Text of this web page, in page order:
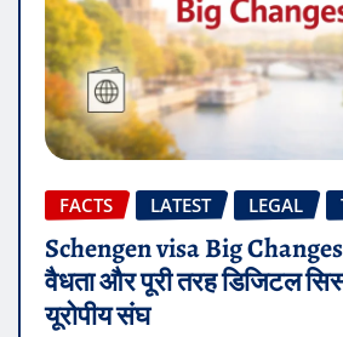
FACTS LATEST LEGAL
Schengen visa Big
वैधता और पूरी तरह डिजिटल
यूरोपीय संघ